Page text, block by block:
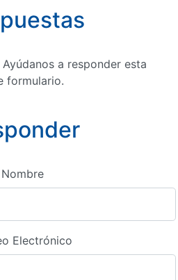
a responder esta
formulario.
Nombre
Electrónico